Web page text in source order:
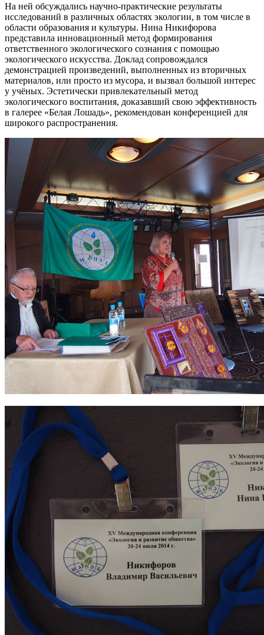
На ней обсуждались научно-практические результаты
исследований в различных областях экологии, в том числе в
области образования и культуры. Нина Никифорова
представила инновационный метод формирования
ответственного экологического сознания с помощью
экологического искусства. Доклад сопровождался
демонстрацией произведений, выполненных из вторичных
материалов, или просто из мусора, и вызвал большой интерес
у учёных. Эстетически привлекательный метод
экологического воспитания, доказавший свою эффективность
в галерее «Белая Лошадь», рекомендован конференцией для
широкого распространения.